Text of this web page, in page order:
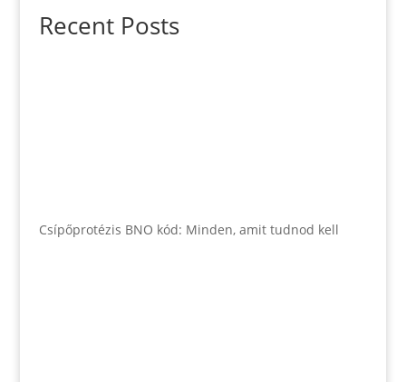
Recent Posts
Csípőprotézis BNO kód: Minden, amit tudnod kell